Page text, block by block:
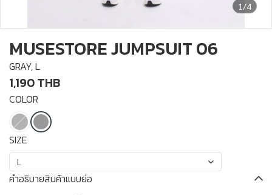
1/4
MUSESTORE JUMPSUIT 06
GRAY, L
1,190 THB
COLOR
SIZE
L
คำอธิบายสินค้าแบบย่อ